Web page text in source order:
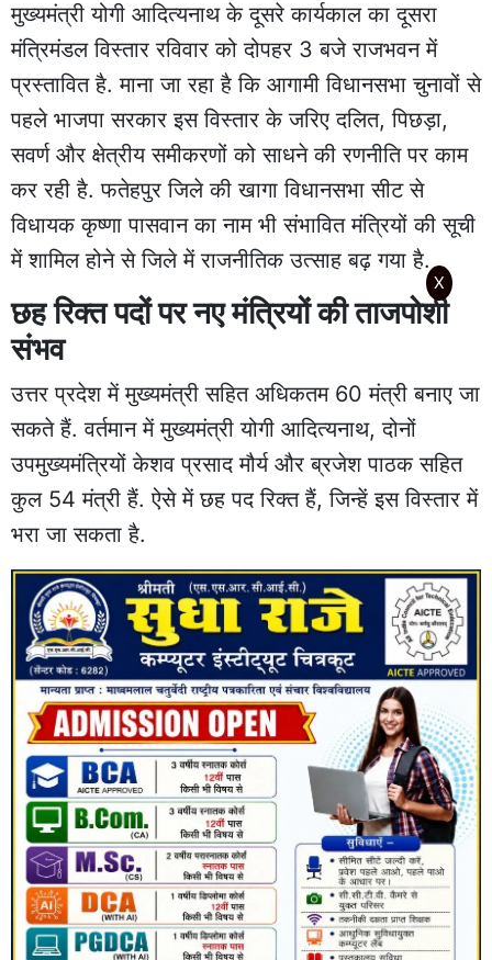
मुख्यमंत्री योगी आदित्यनाथ के दूसरे कार्यकाल का दूसरा
मंत्रिमंडल विस्तार रविवार को दोपहर 3 बजे राजभवन में
प्रस्तावित है. माना जा रहा है कि आगामी विधानसभा चुनावों से
पहले भाजपा सरकार इस विस्तार के जरिए दलित, पिछड़ा,
सवर्ण और क्षेत्रीय समीकरणों को साधने की रणनीति पर काम
कर रही है. फतेहपुर जिले की खागा विधानसभा सीट से
विधायक कृष्णा पासवान का नाम भी संभावित मंत्रियों की सूची
में शामिल होने से जिले में राजनीतिक उत्साह बढ़ गया है.
छह रिक्त पदों पर नए मंत्रियों की ताजपोशी
संभव
उत्तर प्रदेश में मुख्यमंत्री सहित अधिकतम 60 मंत्री बनाए जा
सकते हैं. वर्तमान में मुख्यमंत्री योगी आदित्यनाथ, दोनों
उपमुख्यमंत्रियों केशव प्रसाद मौर्य और ब्रजेश पाठक सहित
कुल 54 मंत्री हैं. ऐसे में छह पद रिक्त हैं, जिन्हें इस विस्तार में
भरा जा सकता है.
X